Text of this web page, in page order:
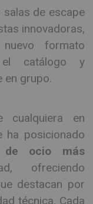
de escape
innovadoras,
formato
el catálogo y
en grupo.
en
ha posicionado
de ocio más
ofreciendo
destacan por
técnica. Cada